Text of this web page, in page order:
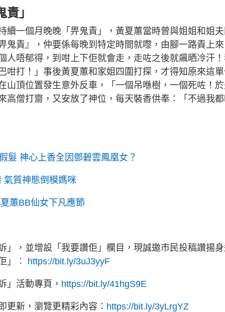
」
續一個月晚晚「畀鬼責」，黃夏蕙當時曾與姐姐和姐
鬼責』，仲要係每晚到特定時間就嚟，由腳一路責上
人唔郁得，到咁上下佢就會走，走咗之後就飆晒冷汗
咁打！」事後黃夏蕙和家姐四圍打探，才得知原來這
山頂位置發生意外反車，「一個吊喺樹，一個死咗！
高僧打齋，又安放了神位，每天裝香供奉：「不過我
髮 神心上香全因鄧碧雲鳳凰女？
氣質神態倒模媽咪
蕙BB仙女下凡應節
」，並增設「我要讚佢」欄目，現誠邀市民投稿讚揚
」︰ https://bit.ly/3uJ3yyF
」活動專頁， https://bit.ly/41hgS9E
更新，瀏覽更精彩內容： https://bit.ly/3yLrgYZ